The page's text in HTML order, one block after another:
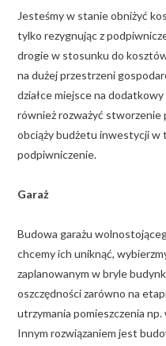
Jesteśmy w stanie obniżyć
tylko rezygnując z
drogie w stosunku do
na dużej przestrzeni
działce miejsce na
również rozważyć
obciąży budżetu inwestycji w
podpiwniczenie.
Garaż
Budowa garażu
chcemy ich uniknąć,
zaplanowanym w bryle
oszczędności zarówno na
utrzymania pomieszczenia
Innym rozwiązaniem jest